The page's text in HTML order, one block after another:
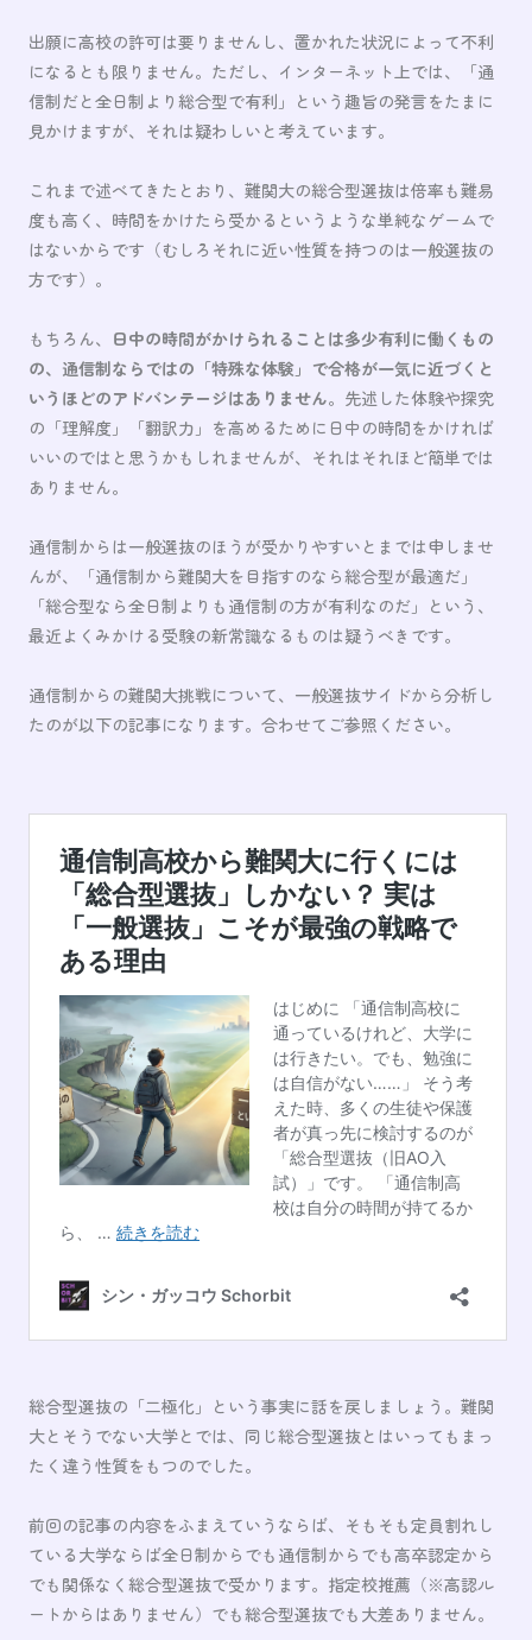
出願に高校の許可は要りませんし、置かれた状況によって不利
になるとも限りません。ただし、インターネット上では、「通
信制だと全日制より総合型で有利」という趣旨の発言をたまに
見かけますが、それは疑わしいと考えています。
これまで述べてきたとおり、難関大の総合型選抜は倍率も難易
度も高く、時間をかけたら受かるというような単純なゲームで
はないからです（むしろそれに近い性質を持つのは一般選抜の
方です）。
もちろん、 日中の時間がかけられることは多少有利に働くもの
の、通信制ならではの「特殊な体験」で合格が一気に近づくと
いうほどのアドバンテージはありません。先述した体験や探究
の「理解度」「翻訳力」を高めるために日中の時間をかければ
いいのではと思うかもしれませんが、それはそれほど簡単では
ありません。
通信制からは一般選抜のほうが受かりやすいとまでは申しませ
んが、「通信制から難関大を目指すのなら総合型が最適だ」
「総合型なら全日制よりも通信制の方が有利なのだ」という、
最近よくみかける受験の新常識なるものは疑うべきです。
通信制からの難関大挑戦について、一般選抜サイドから分析し
たのが以下の記事になります。合わせてご参照ください。
総合型選抜の「二極化」という事実に話を戻しましょう。難関
大とそうでない大学とでは、同じ総合型選抜とはいってもまっ
たく違う性質をもつのでした。
前回の記事の内容をふまえていうならば、そもそも定員割れし
ている大学ならば全日制からでも通信制からでも高卒認定から
でも関係なく総合型選抜で受かります。指定校推薦（※高認ル
ートからはありません）でも総合型選抜でも大差ありません。